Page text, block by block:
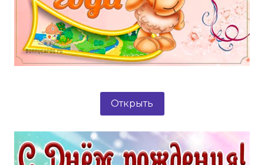
Открыть